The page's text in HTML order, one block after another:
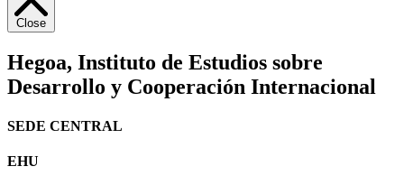
Close
Hegoa, Instituto de Estudios sobre
Desarrollo y Cooperación Internacional
SEDE CENTRAL
EHU